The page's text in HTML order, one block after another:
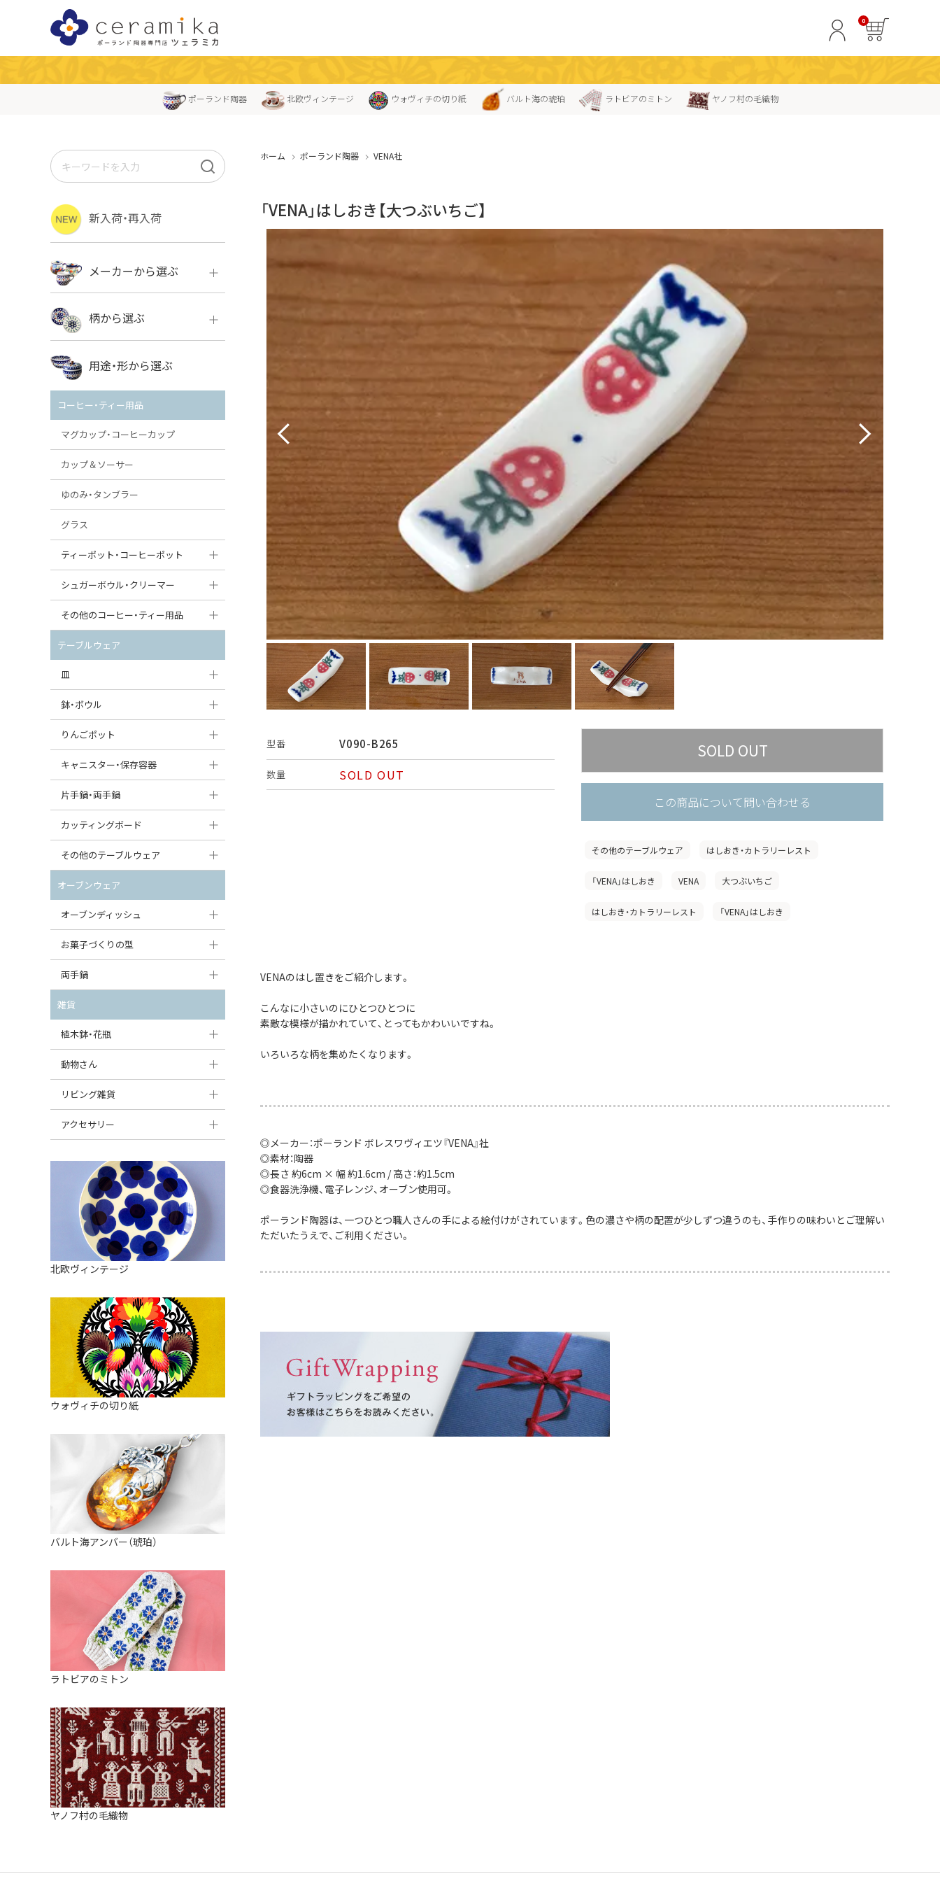
0
ポーランド陶器 北欧ヴィンテージ ウォヴィチの切り紙 バルト海の琥珀 ラトビアのミトン ヤノフ村の毛織物
ホーム ポーランド陶器 VENA社
「VENA」はしおき【大つぶいちご】
型番 V090-B265
数量
SOLD OUT
この商品について問い合わせる
その他のテーブルウェア はしおき・カトラリーレスト
「VENA」はしおき VENA 大つぶいちご
はしおき・カトラリーレスト 「VENA」はしおき
VENAのはし置きをご紹介します。
こんなに小さいのにひとつひとつに
素敵な模様が描かれていて、とってもかわいいですね。
いろいろな柄を集めたくなります。
◎メーカー：ポーランド ボレスワヴィエツ『VENA』社
◎素材：陶器
◎長さ 約6cm × 幅 約1.6cm / 高さ：約1.5cm
◎食器洗浄機、電子レンジ、オーブン使用可。
ポーランド陶器は、一つひとつ職人さんの手による絵付けがされています。色の濃さや柄の配置が少しずつ違うのも、手作りの味わいとご理解い
ただいたうえで、ご利用ください。
新入荷・再入荷
メーカーから選ぶ
ボレス
VENA
ミレナ
柄から選ぶ
ボレス
用途・形から選ぶ
コーヒー・ティー用品
マグカップ・コーヒーカップ
カップ＆ソーサー
ゆのみ・タンブラー
グラス
ティーポット・コーヒーポット
ティーポット
コーヒーポット
シュガーボウル・クリーマー
シュガーボウル
クリーマー
その他のコーヒー・ティー用品
ポットウォーマー
ピッチャー
コーヒードリッパー
すべて見る
テーブルウェア
皿
大皿（24cm〜）
中皿（18〜24cm）
丸皿
スープ皿
ダルマプレート
たまご型プレート
ハート型プレート
変形プレート
分割ディッシュ
すべて見る
鉢・ボウル
大鉢（21cm〜）
中鉢（16〜21cm）
丸鉢・どんぶり・ボウル
茶碗
オーバルボウル
ハートボウル
葉っぱ型ボウル
りんご型ボウル
いちご型ボウル
星型ボウル
スープカップ
そば猪口・フリーカップ
ココット
薬味入れ
ミキシングボウル
すべて見る
りんごポット
りんごポット
りんごポット小
キャニスター・保存容器
キャニスター
つぼ
ガーリックポット
オニオンキャニスター
ガーリックキャニスター
チーズケース
バターディッシュ
六角形ポット
ボトル
すべて見る
片手鍋・両手鍋
ソースパン（片手鍋）
スープチュリーン
カッティングボード
角型カッティングボード
丸型カッティングボード
すべて見る
その他のテーブルウェア
調味料入れ
グレイヴィーボート
エッグカップ
ケーキスタンド
カトラリー
はしおき・カトラリーレスト
オーブンウェア
オーブンディッシュ
大型（24cm〜）
中型（18〜24cm）
スクエアオーブンディッシュ
オーバルオーブンディッシュ
すべて見る
お菓子づくりの型
パウンド型
マフィン型
すべて見る
両手鍋
チュリーン
キャセロール
すべて見る
雑貨
植木鉢・花瓶
植木鉢
花瓶
動物さん
フィギュア・置物
貯金箱
オーナメント
クリーマー
リビング雑貨
スツール
バス・洗面用品
家具小物
小物入れ
アロマポット
バスケット
装飾用タイル・プレート
ミニチュア
天使さま
カードスタンド
マグネット
すべて見る
アクセサリー
ペンダントトップ
すべて見る
北欧ヴィンテージ
ウォヴィチの切り紙
バルト海アンバー（琥珀）
ラトビアのミトン
ヤノフ村の毛織物